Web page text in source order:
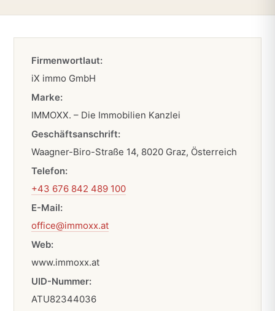
Firmenwortlaut:
iX immo GmbH
Marke:
IMMOXX. – Die Immobilien Kanzlei
Geschäftsanschrift:
Waagner-Biro-Straße 14, 8020 Graz, Österreich
Telefon:
+43 676 842 489 100
E-Mail:
office@immoxx.at
Web:
www.immoxx.at
UID-Nummer:
ATU82344036